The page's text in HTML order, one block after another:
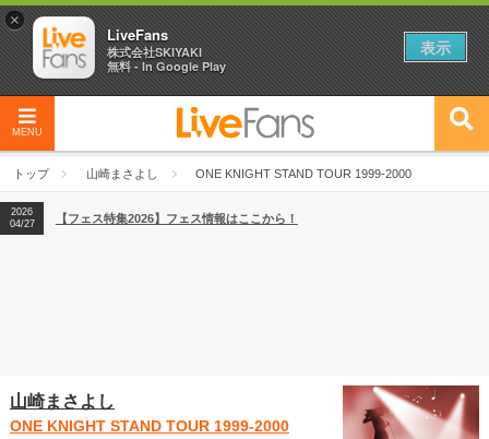
MENU
トップ 山崎まさよし ONE KNIGHT STAND TOUR 1999-2000
2026
04/27
2026
【ライブ動員ランキング】2026年上半期編発表！
2026
04/27
【フェス特集2026】フェス情報はここから！
山崎まさよし
ONE KNIGHT STAND TOUR 1999-2000
×
LiveFans
株式会社SKIYAKI
無料 - In Google Play
表示